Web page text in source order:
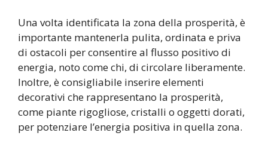
Una volta identificata la zona della prosperità, è
importante mantenerla pulita, ordinata e priva
di ostacoli per consentire al flusso positivo di
energia, noto come chi, di circolare liberamente.
Inoltre, è consigliabile inserire elementi
decorativi che rappresentano la prosperità,
come piante rigogliose, cristalli o oggetti dorati,
per potenziare l’energia positiva in quella zona.